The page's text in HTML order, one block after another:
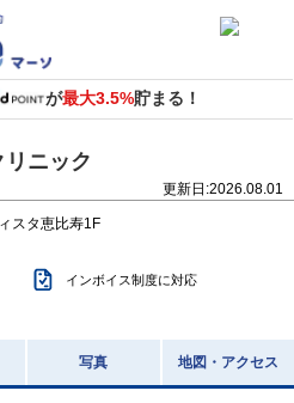
が最大3.5%貯まる！
ニック
更新日:2026.08.01
スタ恵比寿1F
インボイス制度に対応
写真 地図・アクセス